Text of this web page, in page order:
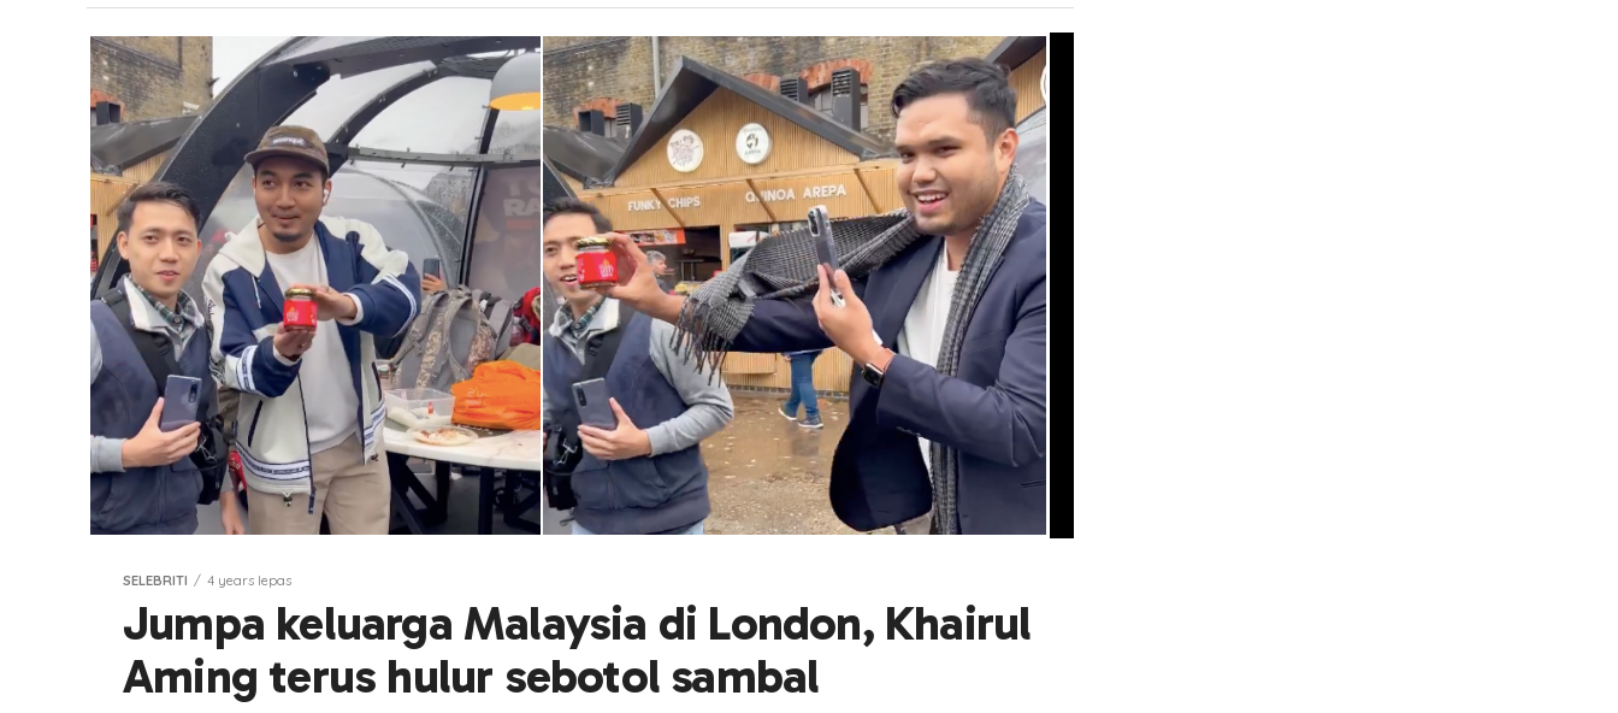
SELEBRITI 4 years lepas
Jumpa keluarga Malaysia di London, Khairul
Aming terus hulur sebotol sambal